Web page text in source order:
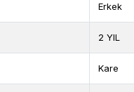
Erkek
2 YIL
Kare